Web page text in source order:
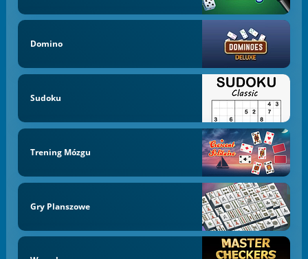
Domino
Sudoku
Trening Mózgu
Gry Planszowe